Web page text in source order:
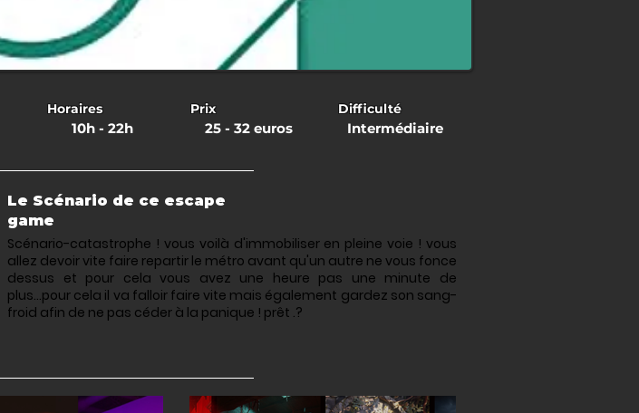
Horaires
10h - 22h
Prix
25 - 32 euros
Difficulté
Intermédiaire
Le Scénario de ce escape
game
Scénario-catastrophe ! vous voilà d'immobiliser en pleine voie ! vous
allez devoir vite faire repartir le métro avant qu'un autre ne vous fonce
dessus et pour cela vous avez une heure pas une minute de
plus...pour cela il va falloir faire vite mais également gardez son sang-
froid afin de ne pas céder à la panique ! prêt .?